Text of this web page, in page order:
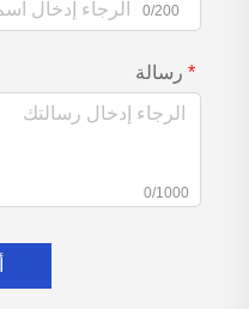
0/200
رسالة
0/1000